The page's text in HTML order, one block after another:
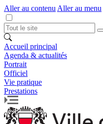
Aller au contenu Aller au menu
Accueil principal
Agenda & actualités
Portrait
Officiel
Vie pratique
Prestations